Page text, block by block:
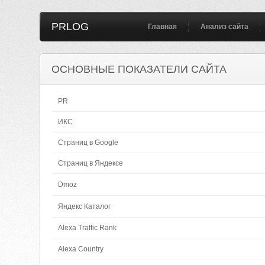
PRLOG Главная Анализ сайта
ОСНОВНЫЕ ПОКАЗАТЕЛИ САЙТА
PR
ИКС
Страниц в Google
Страниц в Яндексе
Dmoz
Яндекс Каталог
Alexa Traffic Rank
Alexa Country